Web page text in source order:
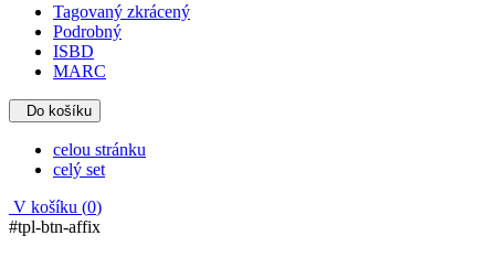
Tagovaný zkrácený
Podrobný
ISBD
MARC
Do košíku
celou stránku
celý set
V košíku (0)
#tpl-btn-affix